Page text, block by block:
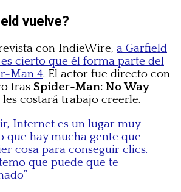
vuelve?
con IndieWire, a Garfield
cierto que él forma parte del
Man 4. El actor fue directo con
tras Spider-Man: No Way
les costará trabajo creerle.
Internet es un lugar muy
que hay mucha gente que
cosa para conseguir clics.
que puede que te